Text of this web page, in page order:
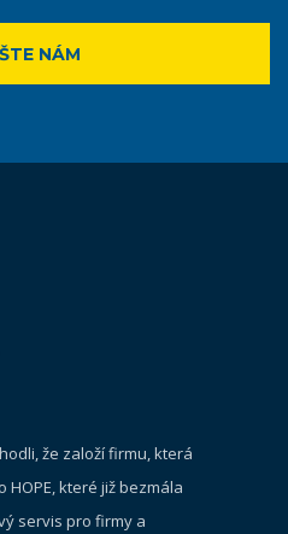
NÁM
že založí firmu, která
které již bezmála
servis pro firmy a